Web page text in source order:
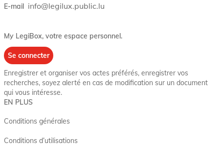
E-mail info@legilux.public.lu
My LegiBox, votre espace personnel.
Se connecter
Enregistrer et organiser vos actes préférés, enregistrer vos
recherches, soyez alerté en cas de modification sur un document
qui vous intéresse.
EN PLUS
Conditions générales
Conditions d’utilisations